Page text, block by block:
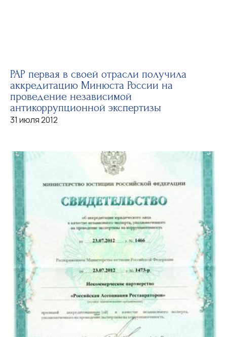
РАР первая в своей отрасли получила
аккредитацию Минюста России на
проведение независимой
антикоррупционной экспертизы
31 июля 2012